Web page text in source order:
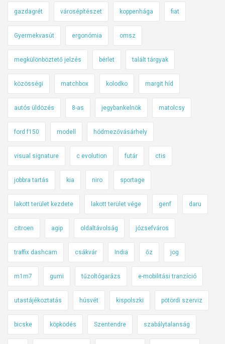
gazdagrét városépítészet koppenhága fiat
Gyermekvasút ergonómia omsz
megkülönböztető jelzés bérlet talált tárgyak
közösségi matchbox kolodko margit híd
autós üldözés 8-as jegybankelnök matolcsy
ford f150 modell hódmezővásárhely
visual signature c evolution futár ctis
jobbra tartás kia niro sportage
lakott terület kezdete lakott terület vége genf daru
citroen agip oldaltávolság józsefváros
traffix dashcam csákvár India őz jog
m1m7 gumi tűzoltógarázs e-mobilitási tranzíció
utastájékoztatás húsvét kispolszki pötördi szerviz
bicske köpködés Szentendre szabálytalanság